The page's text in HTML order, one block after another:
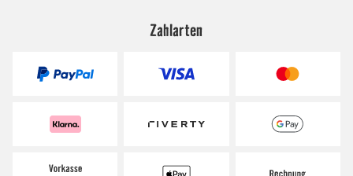
Zahlarten